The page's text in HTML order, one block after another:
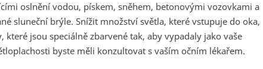
oslnění vodou, pískem, sněhem, betonovými vozovkami a
sluneční brýle. Snížit množství světla, které vstupuje do oka,
jsou speciálně zbarvené tak, aby vypadaly jako vaše
byste měli konzultovat s vaším očním lékařem.